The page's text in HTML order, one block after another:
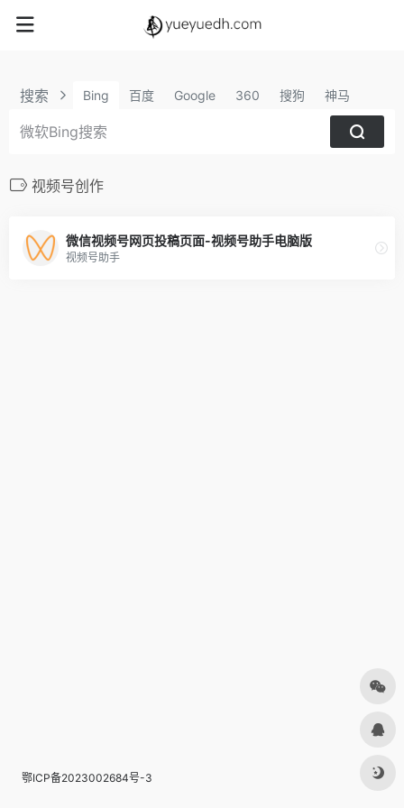
搜索 Bing 百度 Google 360 搜狗 神马
视频号创作
微信视频号网页投稿页面-视频号助手电脑版
视频号助手
鄂ICP备2023002684号-3